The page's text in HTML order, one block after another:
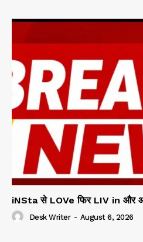
iNSta से LOVe फिर LIV in और
Desk Writer - August 6, 2026